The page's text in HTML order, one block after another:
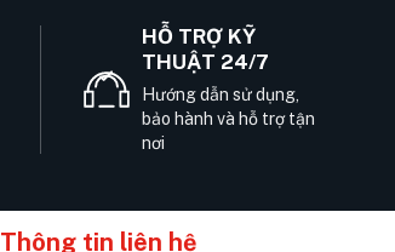
HỖ TRỢ KỸ
THUẬT 24/7
Hướng dẫn sử dụng,
bảo hành và hỗ trợ tận
nơi
Thông tin liên hệ